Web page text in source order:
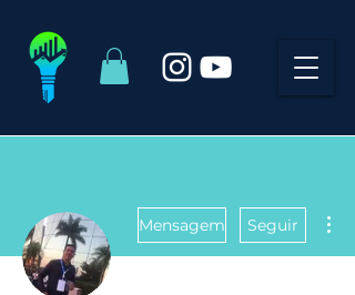
Mensagem Seguir